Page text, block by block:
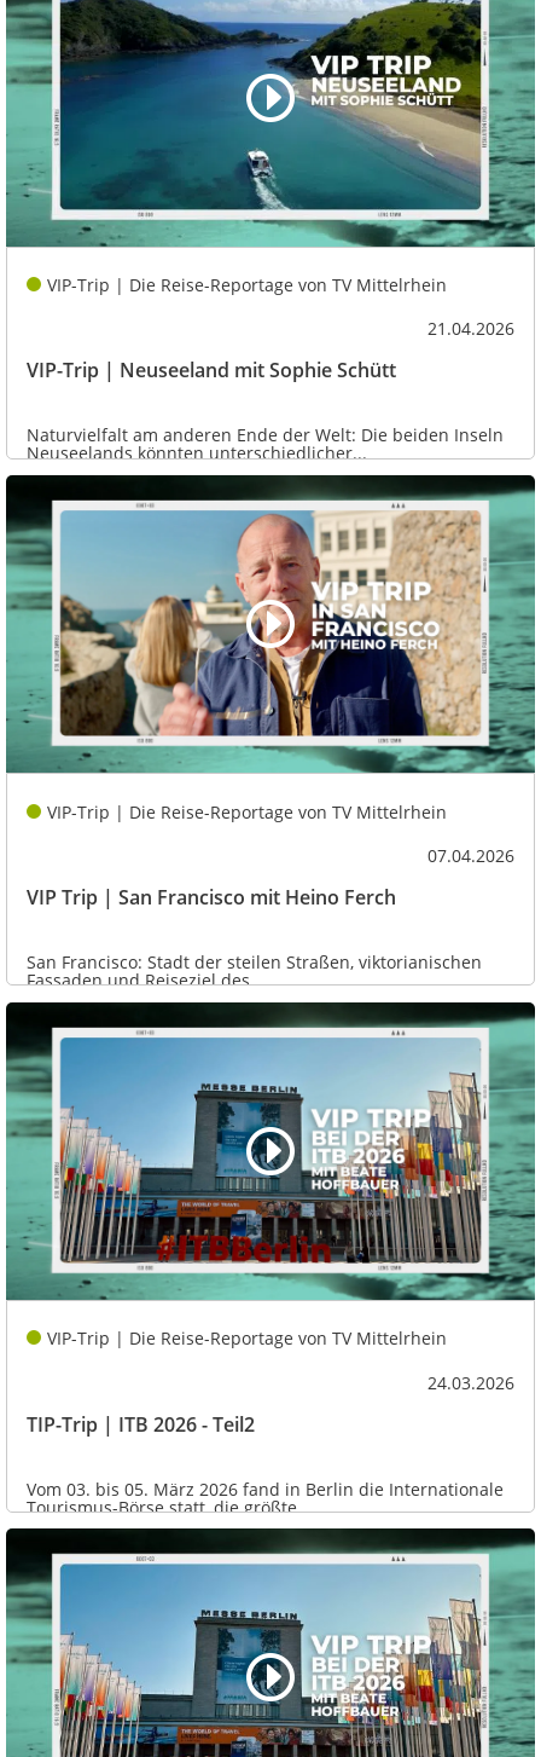
VIP-Trip | Die Reise-Reportage von TV Mittelrhein
21.04.2026
VIP-Trip | Neuseeland mit Sophie Schütt
Naturvielfalt am anderen Ende der Welt: Die beiden Inseln
Neuseelands könnten unterschiedlicher...
VIP-Trip | Die Reise-Reportage von TV Mittelrhein
07.04.2026
VIP Trip | San Francisco mit Heino Ferch
San Francisco: Stadt der steilen Straßen, viktorianischen
Fassaden und Reiseziel des...
VIP-Trip | Die Reise-Reportage von TV Mittelrhein
24.03.2026
TIP-Trip | ITB 2026 - Teil2
Vom 03. bis 05. März 2026 fand in Berlin die Internationale
Tourismus-Börse statt, die größte...